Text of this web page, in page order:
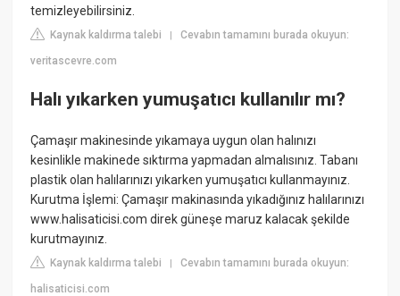
temizleyebilirsiniz.
Kaynak kaldırma talebi |Cevabın tamamını burada okuyun:
veritascevre.com
Halı yıkarken yumuşatıcı kullanılır mı?
Çamaşır makinesinde yıkamaya uygun olan halınızı
kesinlikle makinede sıktırma yapmadan almalısınız. Tabanı
plastik olan halılarınızı yıkarken yumuşatıcı kullanmayınız.
Kurutma İşlemi: Çamaşır makinasında yıkadığınız halılarınızı
www.halisaticisi.com direk güneşe maruz kalacak şekilde
kurutmayınız.
Kaynak kaldırma talebi |Cevabın tamamını burada okuyun:
halisaticisi.com